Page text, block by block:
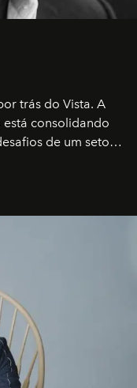
trás do Vista. A
consolidando
de um setor